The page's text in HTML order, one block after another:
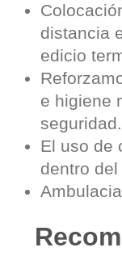
distancia
edicio
e higiene
seguridad.
El uso de
dentro